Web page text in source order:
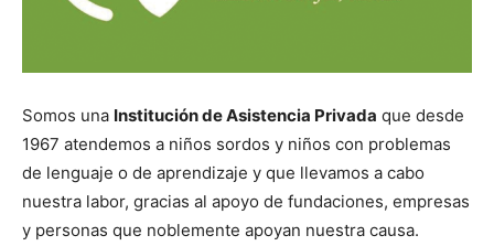
Somos una Institución de Asistencia Privada que desde
1967 atendemos a niños sordos y niños con problemas
de lenguaje o de aprendizaje y que llevamos a cabo
nuestra labor, gracias al apoyo de fundaciones, empresas
y personas que noblemente apoyan nuestra causa.